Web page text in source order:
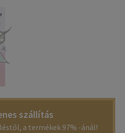
szállítás
a termékek 97% -ánál!